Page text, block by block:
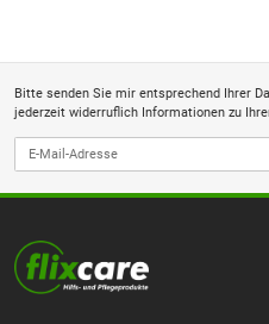
Bitte senden Sie mir entsprechend Ihrer
jederzeit widerruflich Informationen zu